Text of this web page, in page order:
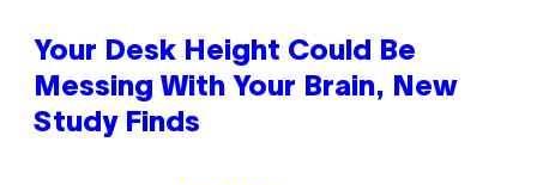
Your Desk Height Could Be
Messing With Your Brain, New
Study Finds